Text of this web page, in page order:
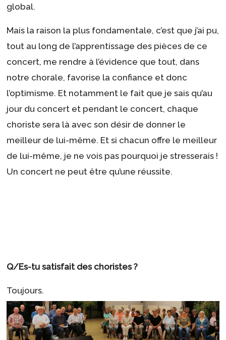
global.
Mais la raison la plus fondamentale, c’est que j’ai pu,
tout au long de l’apprentissage des pièces de ce
concert, me rendre à l’évidence que tout, dans
notre chorale, favorise la confiance et donc
l’optimisme. Et notamment le fait que je sais qu’au
jour du concert et pendant le concert, chaque
choriste sera là avec son désir de donner le
meilleur de lui-même. Et si chacun offre le meilleur
de lui-même, je ne vois pas pourquoi je stresserais !
Un concert ne peut être qu’une réussite.
Q/Es-tu satisfait des choristes ?
Toujours.